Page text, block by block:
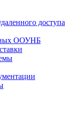
доступа
ООУНБ